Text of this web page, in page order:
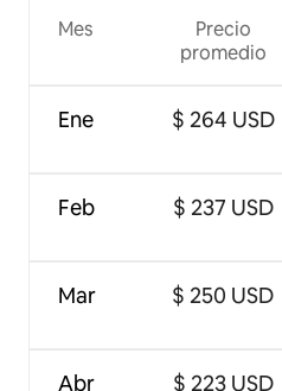
Mes
Ene
Feb
Mar
Abr
Precio
promedio
$ 264 USD
$ 237 USD
$ 250 USD
$ 223 USD